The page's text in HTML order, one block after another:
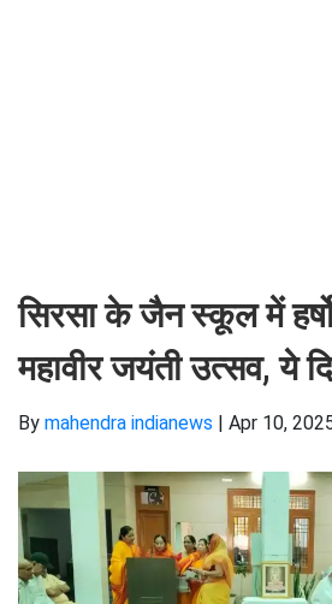
सिरसा के जैन स्कूल में
महावीर जयंती उत्सव, ये
By mahendra indianews | Apr 10,